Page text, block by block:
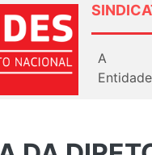
A
Entidade